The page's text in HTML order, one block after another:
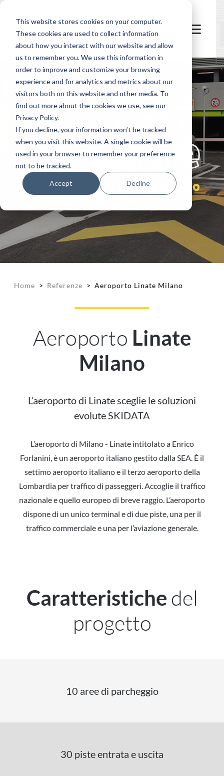
This website stores cookies on your computer.
These cookies are used to collect information
about how you interact with our website and allow
us to remember you. We use this information in
order to improve and customize your browsing
experience and for analytics and metrics about our
visitors both on this website and other media. To
find out more about the cookies we use, see our
Privacy Policy.
If you decline, your information won’t be tracked
when you visit this website. A single cookie will be
used in your browser to remember your preference
not to be tracked.
Accept Decline
let's
welcome
Aeroporto Linate Milano
Home > Referenze > Aeroporto Linate Milano
Aeroporto Linate
Milano
L’aeroporto di Linate sceglie le soluzioni
evolute SKIDATA
L’aeroporto di Milano - Linate intitolato a Enrico
Forlanini, è un aeroporto italiano gestito dalla SEA. È il
settimo aeroporto italiano e il terzo aeroporto della
Lombardia per traffico di passeggeri. Accoglie il traffico
nazionale e quello europeo di breve raggio. L’aeroporto
dispone di un unico terminal e di due piste, una per il
traffico commerciale e una per l’aviazione generale.
Caratteristiche del
progetto
10 aree di parcheggio
30 piste entrata e uscita